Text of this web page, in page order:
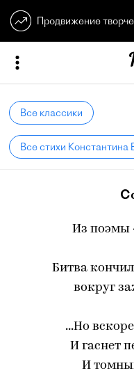
Продвижение
Все классики
Все стихи
Из поэмы
Битва
вокруг
...Но
И гаснет
И